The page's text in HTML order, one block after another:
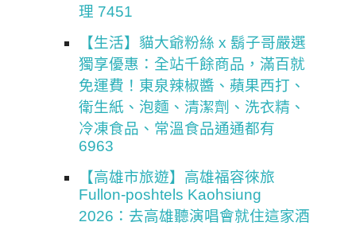
理 7451
【生活】貓大爺粉絲 x 鬍子哥嚴選
獨享優惠：全站千餘商品，滿百就
免運費！東泉辣椒醬、蘋果西打、
衛生紙、泡麵、清潔劑、洗衣精、
冷凍食品、常溫食品通通都有
6963
【高雄市旅遊】高雄福容徠旅
Fullon-poshtels Kaohsiung
2026：去高雄聽演唱會就住這家酒